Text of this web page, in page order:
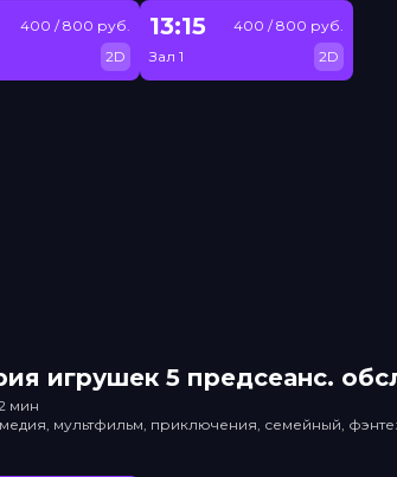
400 / 800 руб.
2D
13:15
Зал 1
400 / 800 руб.
2D
игрушек 5 прeдсeанc.
мин
мультфильм, приключения, семейный,